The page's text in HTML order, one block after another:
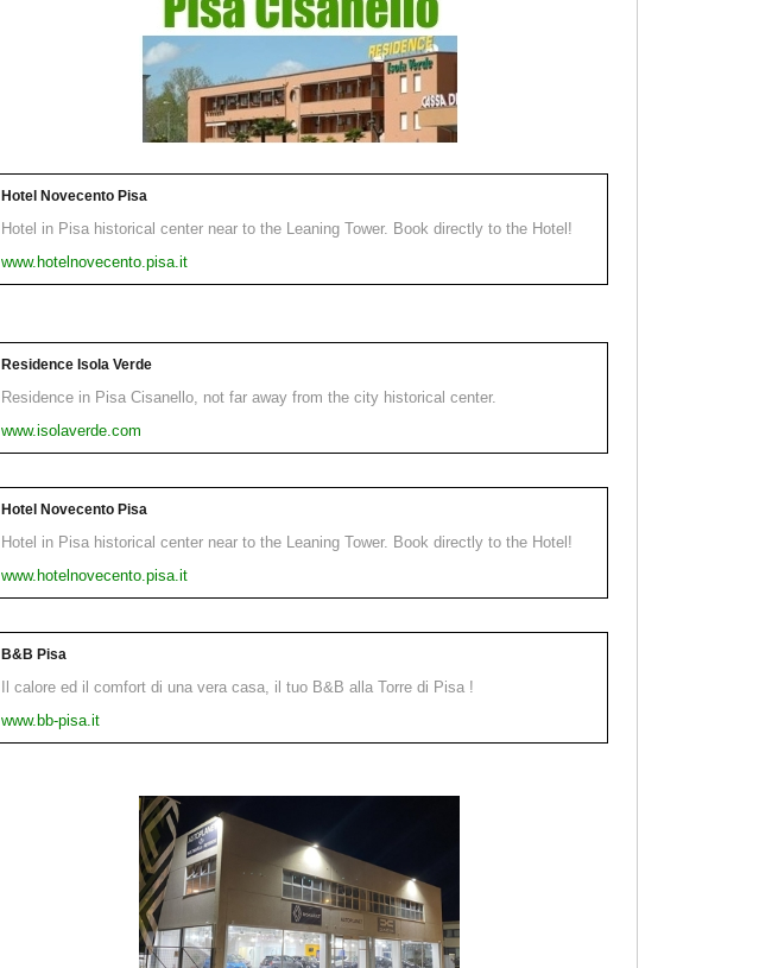
Hotel Novecento Pisa
Hotel in Pisa historical center near to the Leaning Tower. Book directly to the Hotel!
www.hotelnovecento.pisa.it
Residence Isola Verde
Residence in Pisa Cisanello, not far away from the city historical center.
www.isolaverde.com
Hotel Novecento Pisa
Hotel in Pisa historical center near to the Leaning Tower. Book directly to the Hotel!
www.hotelnovecento.pisa.it
B&B Pisa
Il calore ed il comfort di una vera casa, il tuo B&B alla Torre di Pisa !
www.bb-pisa.it